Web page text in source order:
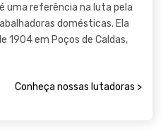
uma referência na luta pela
domésticas. Ela
1904 em Poços de Caldas,
Conheça nossas lutadoras >